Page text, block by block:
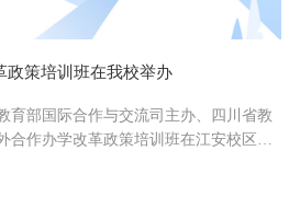
政策培训班在我校举办
育部国际合作与交流司主办、四川省教
合作办学改革政策培训班在江安校区举
策改革、提质增效与风险防控开展专题